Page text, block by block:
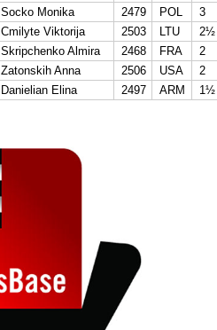
Socko Monika 2479 POL
3
Cmilyte Viktorija 2503 LTU
2½
Skripchenko Almira 2468 FRA
2
Zatonskih Anna 2506 USA
2
Danielian Elina 2497 ARM 1½